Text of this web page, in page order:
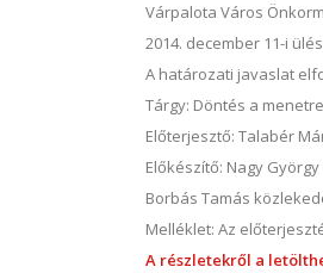
Várpalota Város
2014. december 11-i
A határozati javaslat
Tárgy: Döntés a
Előterjesztő: Talabér
Előkészítő: Nagy
Borbás Tamás
Melléklet: Az
A részletekről a